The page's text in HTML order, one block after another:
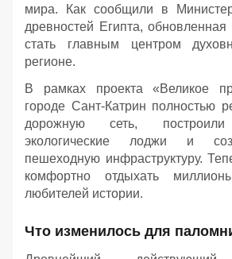
мира. Как сообщили в
древностей Египта,
стать главным центром
регионе.
В рамках проекта «Великое
городе Сант-Катрин полностью
дорожную сеть,
экологические лоджи и
пешеходную инфраструктуру.
комфортно отдыхать
любителей истории.
Что изменилось для